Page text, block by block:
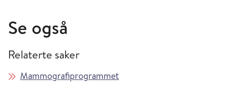
Se også
Relaterte saker
Mammografiprogrammet